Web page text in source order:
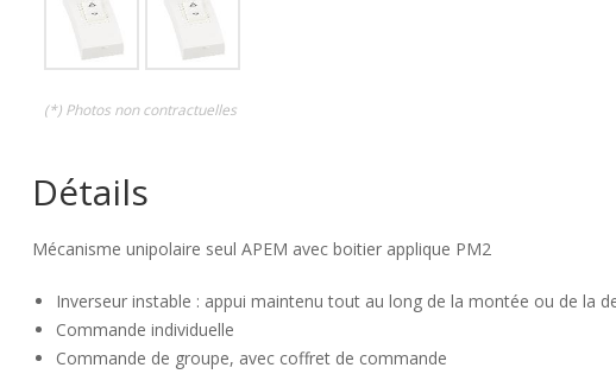
(*) Photos non contractuelles
Détails
Mécanisme unipolaire seul APEM avec boitier applique PM2
Inverseur instable : appui maintenu tout au long de la montée ou de la
Commande individuelle
Commande de groupe, avec coffret de commande